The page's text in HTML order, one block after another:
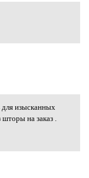
заказ для
изысканных
на заказ .